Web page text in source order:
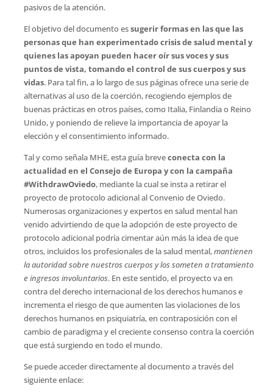
pasivos de la atención.
El objetivo del documento essugerir formas en las que las
personas que han experimentado crisis de salud mental y
quienes las apoyan pueden hacer oír sus voces y sus
puntos de vista, tomando el control de sus cuerpos y sus
vidas. Para tal fin, a lo largo de sus páginas ofrece una serie de
alternativas al uso de la coerción, recogiendo ejemplos de
buenas prácticas en otros países, como Italia, Finlandia o Reino
Unido, y poniendo de relieve la importancia de apoyar la
elección y el consentimiento informado.
Tal y como señala MHE, esta guía breveconecta con la
actualidad en el Consejo de Europa y con la campaña
#WithdrawOviedo, mediante la cual se insta a retirar el
proyecto de protocolo adicional al Convenio de Oviedo.
Numerosas organizaciones y expertos en salud mental han
venido advirtiendo de que la adopción de este proyecto de
protocolo adicional podría cimentar aún más la idea de que
otros, incluidos los profesionales de la salud mental, mantienen
la autoridad sobre nuestros cuerpos y los someten a tratamiento
e ingresos involuntarios. En este sentido, el proyecto va en
contra del derecho internacional de los derechos humanos e
incrementa el riesgo de que aumenten las violaciones de los
derechos humanos en psiquiatría, en contraposición con el
cambio de paradigma y el creciente consenso contra la coerción
que está surgiendo en todo el mundo.
Se puede acceder directamente al documento a través del
siguiente enlace: